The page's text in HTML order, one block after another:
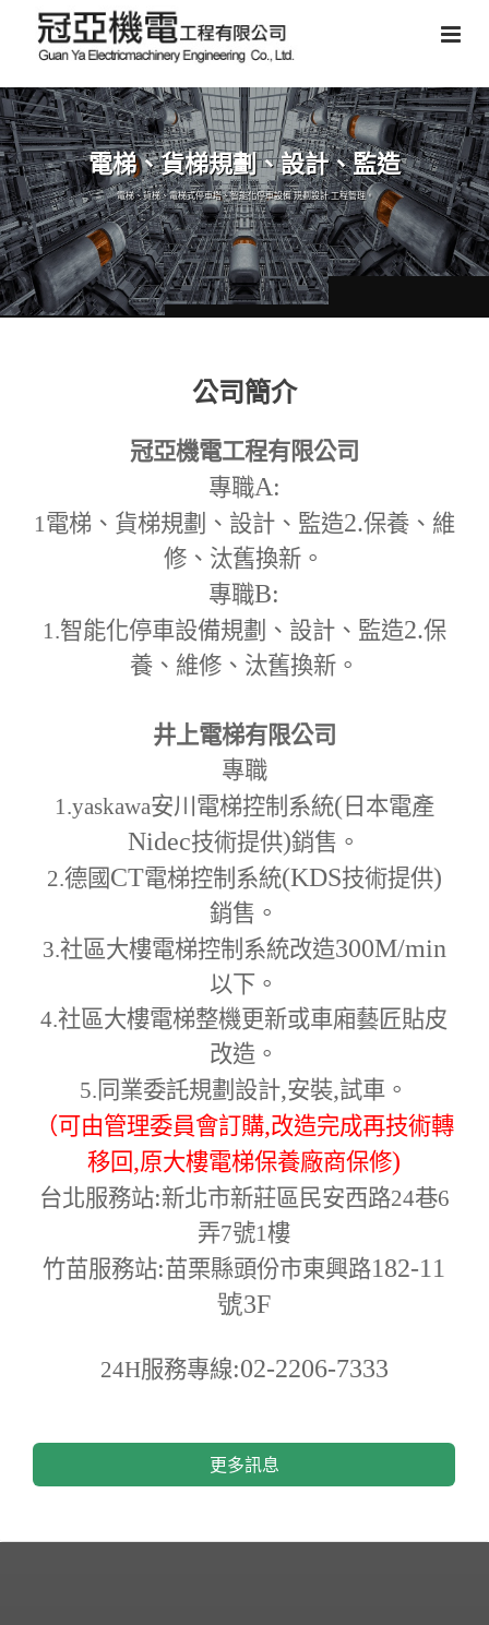
電梯、貨梯規劃、設計、監造
電梯、貨梯、電梯式停車塔、智能化停車設備,規劃設計,工程管理。
公司簡介
冠亞機電工程有限公司
專職A:
1電梯、貨梯規劃、設計、監造2.保養、維
修、汰舊換新。
專職B:
1.智能化停車設備規劃、設計、監造2.保
養、維修、汰舊換新。
井上電梯有限公司
專職
1.yaskawa安川電梯控制系統( 日本電產
Nidec技術提供)銷售。
2.德國 CT電梯控制系統(KDS技術提供)
銷售。
3.社區大樓電梯控制系統改造300M/min
以下。
4.社區大樓電梯整機更新或車廂藝匠貼皮
改造。
5. 同業委託規劃設計,安裝,試車。
（可由管理委員會訂購,改造完成再技術轉
移回,原大樓電梯保養廠商保修)
台北服務站:新北市新莊區民安西路24巷6
弄7號1樓
竹苗服務站:苗栗縣頭份市東興路182-11
號3F
24H服務專線:02-2206-7333
更多訊息